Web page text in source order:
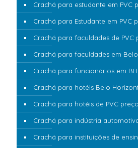
Crachá para estudante em PVC
Crachá para Estudante em PVC
Crachá para faculdades de PVC
Crachá para faculdades em
Crachá para funcionários em BH
Crachá para hotéis Belo
Crachá para hotéis de PVC
Crachá para indústria
Crachá para instituições de